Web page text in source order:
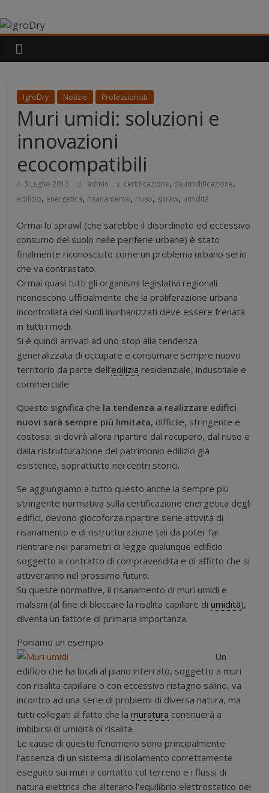
al
contenuto
IgroDry
miglior
per
muri
umidi
attualmente
commercio
IgroDry Notizie Professionisti
Muri umidi: soluzioni e
innovazioni
ecocompatibili
3 Luglio 2013 admin certificazione, deumidificazione,
edilizio, energetica, risanamento, riuso, spraw, umidità
Ormai lo sprawl (che sarebbe il disordinato ed eccessivo
consumo del suolo nelle periferie urbane) è stato
finalmente riconosciuto come un problema urbano serio
che va contrastato.
Ormai quasi tutti gli organismi legislativi regionali
riconoscono ufficialmente che la proliferazione urbana
incontrollata dei suoli inurbanizzati deve essere frenata
in tutti i modi.
Si è quindi arrivati ad uno stop alla tendenza
generalizzata di occupare e consumare sempre nuovo
territorio da parte dell’edilizia residenziale, industriale e
commerciale.
Questo significa che la tendenza a realizzare edifici
nuovi sarà sempre più limitata, difficile, stringente e
costosa; si dovrà allora ripartire dal recupero, dal riuso e
dalla ristrutturazione del patrimonio edilizio già
esistente, soprattutto nei centri storici.
Se aggiungiamo a tutto questo anche la sempre più
stringente normativa sulla certificazione energetica degli
edifici, devono giocoforza ripartire serie attività di
risanamento e di ristrutturazione tali da poter far
rientrare nei parametri di legge qualunque edificio
soggetto a contratto di compravendita e di affitto che si
attiveranno nel prossimo futuro.
Su queste normative, il risanamento di muri umidi e
malsani (al fine di bloccare la risalita capillare diumidità),
diventa un fattore di primaria importanza.
Poniamo un esempio
Un
edificio che ha locali al piano interrato, soggetto a muri
con risalita capillare o con eccessivo ristagno salino, va
incontro ad una serie di problemi di diversa natura, ma
tutti collegati al fatto che lamuratura continuerà a
imbibirsi di umidità di risalita.
Le cause di questo fenomeno sono principalmente
l’assenza di un sistema di isolamento correttamente
eseguito sui muri a contatto col terreno e i flussi di
natura elettrica che alterano l’equilibrio elettrostatico del